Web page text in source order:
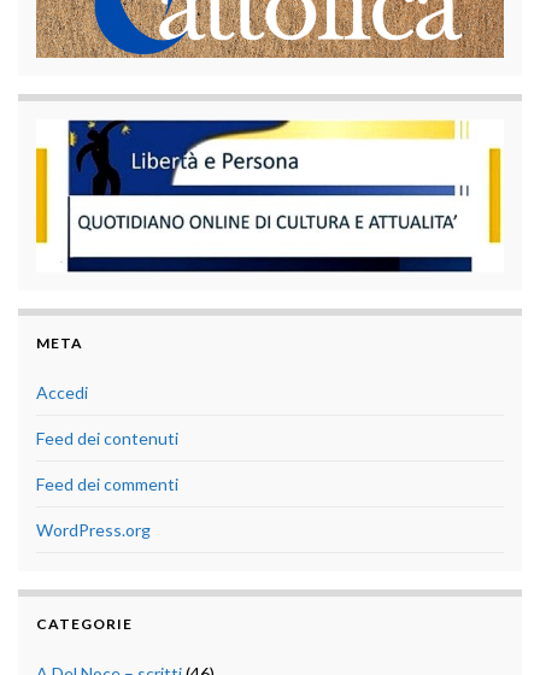
META
Accedi
Feed dei contenuti
Feed dei commenti
WordPress.org
CATEGORIE